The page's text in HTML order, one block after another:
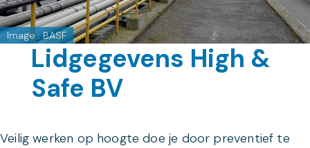
Image : BASF
Lidgegevens High &
Safe BV
Veilig werken op hoogte doe je door preventief te